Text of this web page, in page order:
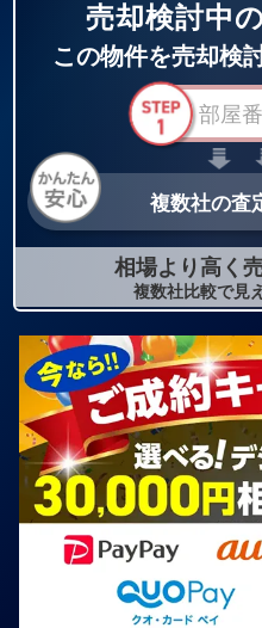
売却検討中
この物件を売却検
複数社の査
相場より高く
複数社比較で見